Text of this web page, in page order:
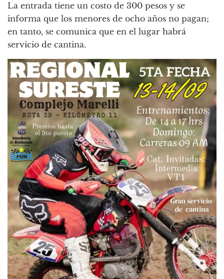
La entrada tiene un costo de 300 pesos y se
informa que los menores de ocho años no pagan;
en tanto, se comunica que en el lugar habrá
servicio de cantina.